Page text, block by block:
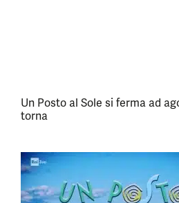
Un Posto al Sole si ferma ad
torna